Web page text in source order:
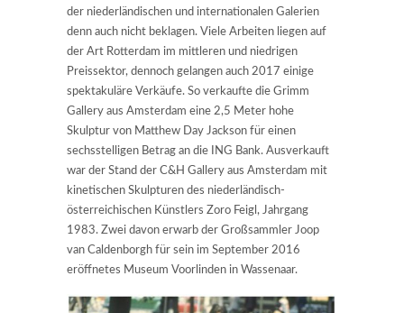
der niederländischen und internationalen Galerien
denn auch nicht beklagen. Viele Arbeiten liegen auf
der Art Rotterdam im mittleren und niedrigen
Preissektor, dennoch gelangen auch 2017 einige
spektakuläre Verkäufe. So verkaufte die Grimm
Gallery aus Amsterdam eine 2,5 Meter hohe
Skulptur von Matthew Day Jackson für einen
sechsstelligen Betrag an die ING Bank. Ausverkauft
war der Stand der C&H Gallery aus Amsterdam mit
kinetischen Skulpturen des niederländisch-
österreichischen Künstlers Zoro Feigl, Jahrgang
1983. Zwei davon erwarb der Großsammler Joop
van Caldenborgh für sein im September 2016
eröffnetes Museum Voorlinden in Wassenaar.